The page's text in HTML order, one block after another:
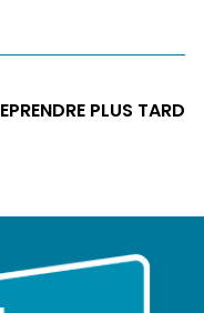
PLUS TARD